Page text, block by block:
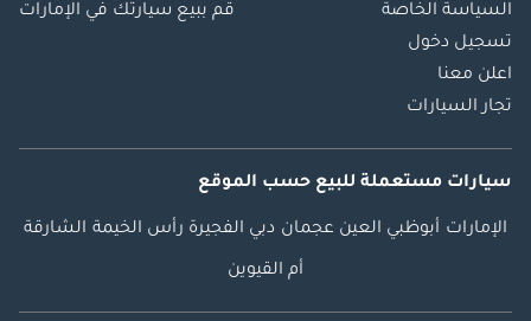
السياسة الخاصة
تسجيل دخول
اعلن معنا
تجار السيارات
قم ببيع سيارتك في الإمارات
سيارات مستعملة للبيع حسب الموقع
الإمارات أبوظبي العين عجمان دبي الفجيرة رأس الخيمة الشارقة
أم القيوين